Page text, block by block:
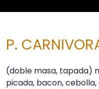
P.
(doble masa, tapada)
picada, bacon,